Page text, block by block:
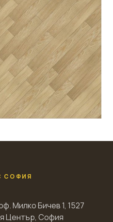
СОФИЯ
Милко Бичев 1, 1527
Център, София